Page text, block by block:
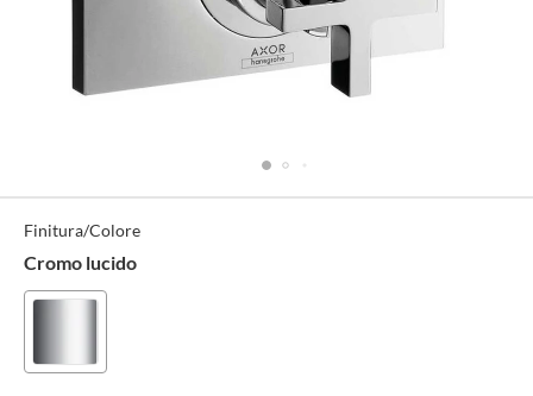
Tecniche
Finitura/Colore
Cromo lucido